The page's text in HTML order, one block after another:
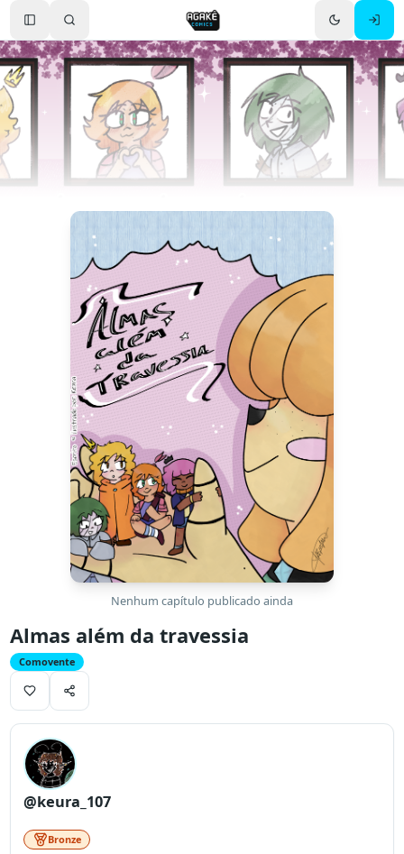
Toggle Sidebar
Nenhum capítulo publicado ainda
Almas além da travessia
Comovente
@keura_107
Bronze